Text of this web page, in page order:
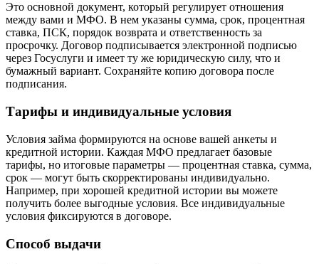
Это основной документ, который регулирует отношения
между вами и МФО. В нем указаны сумма, срок, процентная
ставка, ПСК, порядок возврата и ответственность за
просрочку. Договор подписывается электронной подписью
через Госуслуги и имеет ту же юридическую силу, что и
бумажный вариант. Сохраняйте копию договора после
подписания.
Тарифы и индивидуальные условия
Условия займа формируются на основе вашей анкеты и
кредитной истории. Каждая МФО предлагает базовые
тарифы, но итоговые параметры — процентная ставка, сумма,
срок — могут быть скорректированы индивидуально.
Например, при хорошей кредитной истории вы можете
получить более выгодные условия. Все индивидуальные
условия фиксируются в договоре.
Способ выдачи